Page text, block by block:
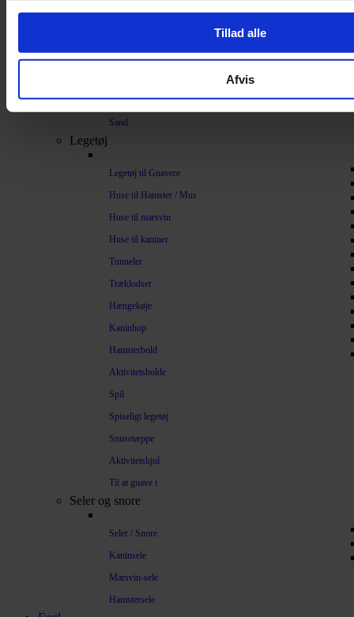
Tillad alle
Afvis
Bark
Spelt
Vat
Sand
Legetøj
Legetøj til Gnavere
Huse til Hamster / Mus
Huse til marsvin
Huse til kaniner
Tunneler
Træklodser
Hængekøje
Kaninhop
Hamsterbold
Aktivitetsbolde
Spil
Spiseligt legetøj
Snusetæppe
Aktivitetshjul
Til at gnave i
Seler og snore
Seler / Snore
Kaninsele
Marsvin-sele
Hamstersele